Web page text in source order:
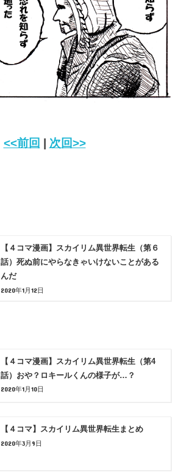
<<前回 次回>>
【４コマ漫画】スカイリム異世界転生（第６
話）死ぬ前にやらなきゃいけないことがある
んだ
2020年1月12日
【４コマ漫画】スカイリム異世界転生（第4
話）おや？ロキールくんの様子が…？
2020年1月10日
【４コマ】スカイリム異世界転生まとめ
2020年3月9日